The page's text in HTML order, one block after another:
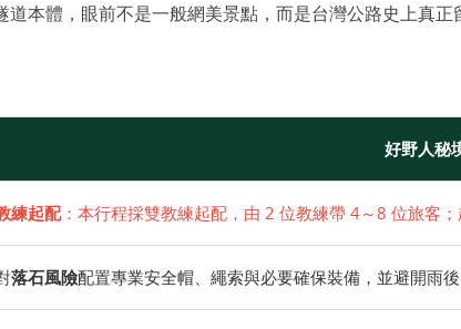
道本體，眼前不是一般網美景點，而是台灣公路史上真
好野人秘
練起配：本行程採雙教練起配，由 2 位教練帶 4～8 位旅客；
落石風險配置專業安全帽、繩索與必要確保裝備，並避開雨